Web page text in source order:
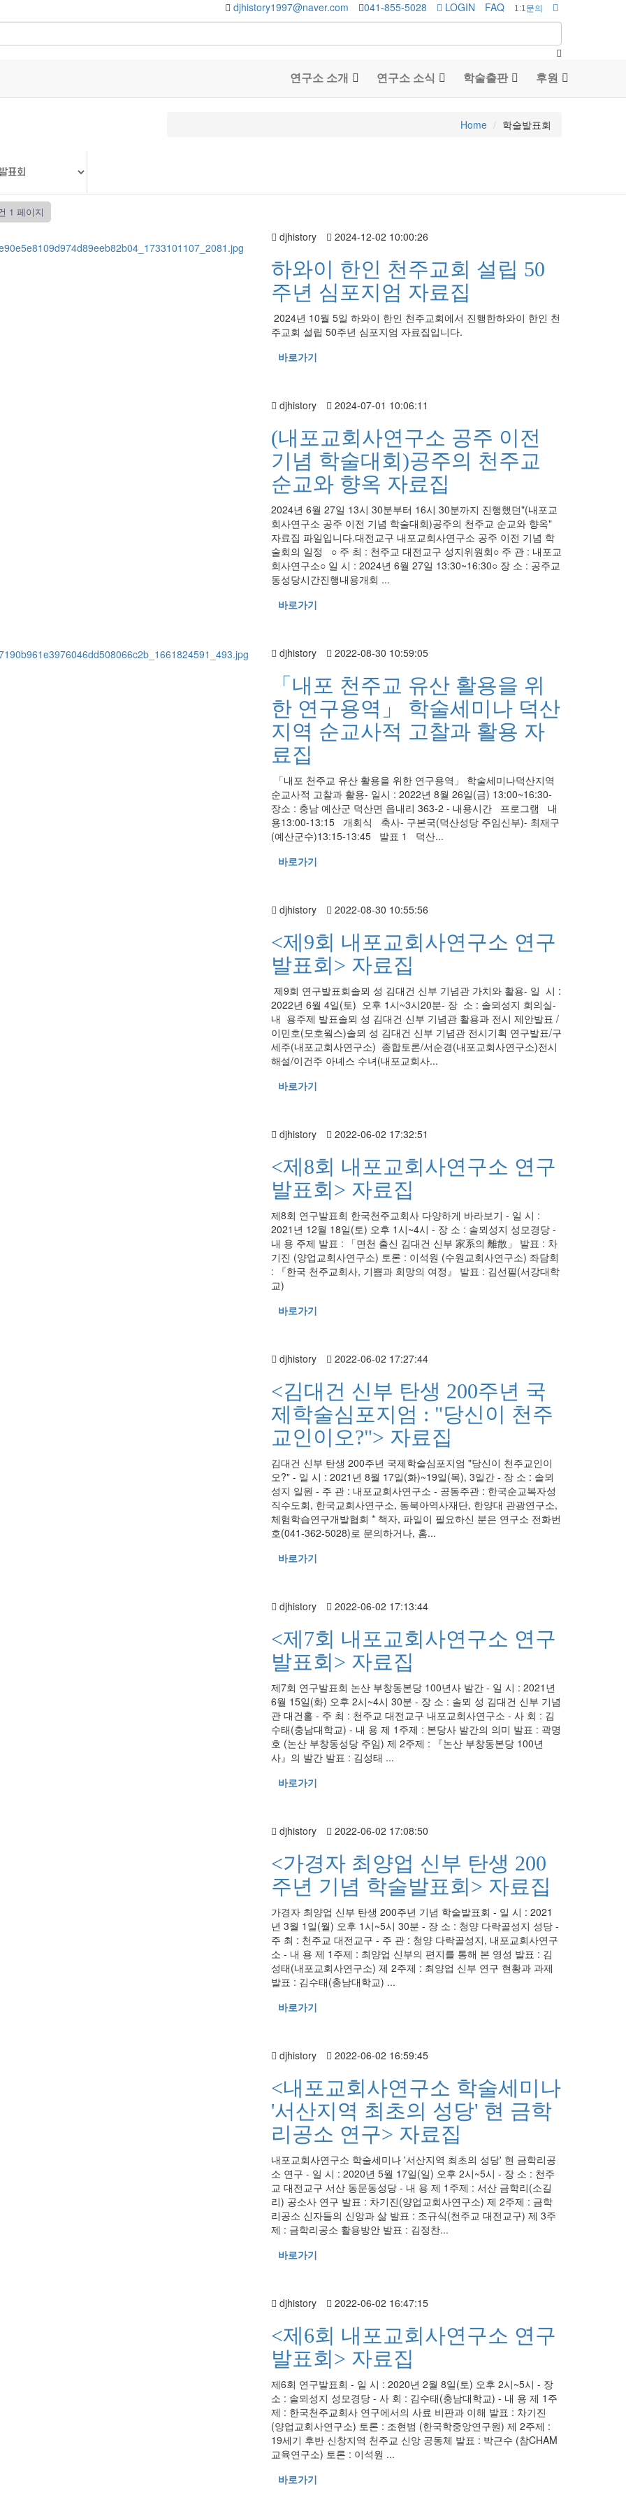
djhistory1997@naver.com 041-855-5028 LOGIN FAQ 1:1문의
연구소 소개 연구소 소식 학술출판 후원
Home 학술발표회
1 페이지
djhistory 2024-12-02 10:00:26
하와이 한인 천주교회 설립 50
주년 심포지엄 자료집
2024년 10월 5일 하와이 한인 천주교회에서 진행한하와이 한인 천
주교회 설립 50주년 심포지엄 자료집입니다.
바로가기
djhistory 2024-07-01 10:06:11
(내포교회사연구소 공주 이전
기념 학술대회)공주의 천주교
순교와 향옥 자료집
2024년 6월 27일 13시 30분부터 16시 30분까지 진행했던"(내포교
회사연구소 공주 이전 기념 학술대회)공주의 천주교 순교와 향옥"
자료집 파일입니다.대전교구 내포교회사연구소 공주 이전 기념 학
술회의 일정 ○ 주 최 : 천주교 대전교구 성지위원회○ 주 관 : 내포교
회사연구소○ 일 시 : 2024년 6월 27일 13:30~16:30○ 장 소 : 공주교
동성당시간진행내용개회 ...
바로가기
djhistory 2022-08-30 10:59:05
「내포 천주교 유산 활용을 위
한 연구용역」 학술세미나 덕산
지역 순교사적 고찰과 활용 자
료집
「내포 천주교 유산 활용을 위한 연구용역」 학술세미나덕산지역
순교사적 고찰과 활용- 일시 : 2022년 8월 26일(금) 13:00~16:30-
장소 : 충남 예산군 덕산면 읍내리 363-2 - 내용시간 프로그램 내
용13:00-13:15 개회식 축사- 구본국(덕산성당 주임신부)- 최재구
(예산군수)13:15-13:45 발표 1 덕산...
바로가기
djhistory 2022-08-30 10:55:56
<제9회 내포교회사연구소 연구
발표회> 자료집
제9회 연구발표회솔뫼 성 김대건 신부 기념관 가치와 활용- 일 시 :
2022년 6월 4일(토) 오후 1시~3시20분- 장 소 : 솔뫼성지 회의실-
내 용주제 발표솔뫼 성 김대건 신부 기념관 활용과 전시 제안발표 /
이민호(모호웤스)솔뫼 성 김대건 신부 기념관 전시기획 연구발표/구
세주(내포교회사연구소) 종합토론/서순경(내포교회사연구소)전시
해설/이건주 아녜스 수녀(내포교회사...
바로가기
djhistory 2022-06-02 17:32:51
<제8회 내포교회사연구소 연구
발표회> 자료집
제8회 연구발표회 한국천주교회사 다양하게 바라보기 - 일 시 :
2021년 12월 18일(토) 오후 1시~4시 - 장 소 : 솔뫼성지 성모경당 -
내 용 주제 발표 : 「면천 출신 김대건 신부 家系의 離散」 발표 : 차
기진 (양업교회사연구소) 토론 : 이석원 (수원교회사연구소) 좌담회
: 『한국 천주교회사, 기쁨과 희망의 여정』 발표 : 김선필(서강대학
교)
바로가기
djhistory 2022-06-02 17:27:44
<김대건 신부 탄생 200주년 국
제학술심포지엄 : "당신이 천주
교인이오?"> 자료집
김대건 신부 탄생 200주년 국제학술심포지엄 "당신이 천주교인이
오?" - 일 시 : 2021년 8월 17일(화)~19일(목), 3일간 - 장 소 : 솔뫼
성지 일원 - 주 관 : 내포교회사연구소 - 공동주관 : 한국순교복자성
직수도회, 한국교회사연구소, 동북아역사재단, 한양대 관광연구소,
체험학습연구개발협회 * 책자, 파일이 필요하신 분은 연구소 전화번
호(041-362-5028)로 문의하거나, 홈...
바로가기
djhistory 2022-06-02 17:13:44
<제7회 내포교회사연구소 연구
발표회> 자료집
제7회 연구발표회 논산 부창동본당 100년사 발간 - 일 시 : 2021년
6월 15일(화) 오후 2시~4시 30분 - 장 소 : 솔뫼 성 김대건 신부 기념
관 대건홀 - 주 최 : 천주교 대전교구 내포교회사연구소 - 사 회 : 김
수태(충남대학교) - 내 용 제 1주제 : 본당사 발간의 의미 발표 : 곽명
호 (논산 부창동성당 주임) 제 2주제 : 『논산 부창동본당 100년
사』의 발간 발표 : 김성태 ...
바로가기
djhistory 2022-06-02 17:08:50
<가경자 최양업 신부 탄생 200
주년 기념 학술발표회> 자료집
가경자 최양업 신부 탄생 200주년 기념 학술발표회 - 일 시 : 2021
년 3월 1일(월) 오후 1시~5시 30분 - 장 소 : 청양 다락골성지 성당 -
주 최 : 천주교 대전교구 - 주 관 : 청양 다락골성지, 내포교회사연구
소 - 내 용 제 1주제 : 최양업 신부의 편지를 통해 본 영성 발표 : 김
성태(내포교회사연구소) 제 2주제 : 최양업 신부 연구 현황과 과제
발표 : 김수태(충남대학교) ...
바로가기
djhistory 2022-06-02 16:59:45
<내포교회사연구소 학술세미나
'서산지역 최초의 성당' 현 금학
리공소 연구> 자료집
내포교회사연구소 학술세미나 '서산지역 최초의 성당' 현 금학리공
소 연구 - 일 시 : 2020년 5월 17일(일) 오후 2시~5시 - 장 소 : 천주
교 대전교구 서산 동문동성당 - 내 용 제 1주제 : 서산 금학리(소길
리) 공소사 연구 발표 : 차기진(양업교회사연구소) 제 2주제 : 금학
리공소 신자들의 신앙과 삶 발표 : 조규식(천주교 대전교구) 제 3주
제 : 금학리공소 활용방안 발표 : 김정찬...
바로가기
djhistory 2022-06-02 16:47:15
<제6회 내포교회사연구소 연구
발표회> 자료집
제6회 연구발표회 - 일 시 : 2020년 2월 8일(토) 오후 2시~5시 - 장
소 : 솔뫼성지 성모경당 - 사 회 : 김수태(충남대학교) - 내 용 제 1주
제 : 한국천주교회사 연구에서의 사료 비판과 이해 발표 : 차기진
(양업교회사연구소) 토론 : 조현범 (한국학중앙연구원) 제 2주제 :
19세기 후반 신창지역 천주교 신앙 공동체 발표 : 박근수 (참CHAM
교육연구소) 토론 : 이석원 ...
바로가기